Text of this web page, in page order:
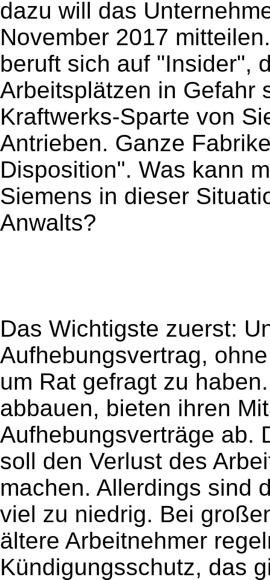
dazu will das
November 2017
beruft sich auf "Insider",
Arbeitsplätzen in Gefahr
Kraftwerks-Sparte von
Antrieben. Ganze
Disposition". Was kann
Siemens in dieser
Anwalts?
Das Wichtigste zuerst:
Aufhebungsvertrag,
um Rat gefragt zu
abbauen, bieten ihren
Aufhebungsverträge ab.
soll den Verlust des
machen. Allerdings sind
viel zu niedrig. Bei
ältere Arbeitnehmer
Kündigungsschutz, das